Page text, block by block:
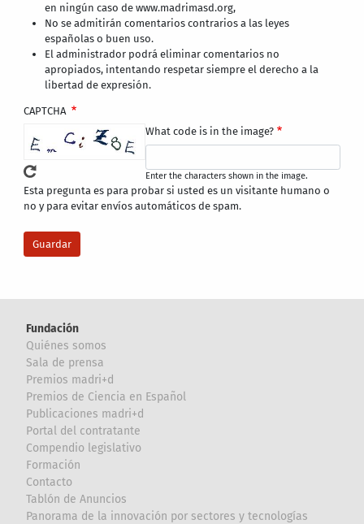
en ningún caso de www.madrimasd.org,
No se admitirán comentarios contrarios a las leyes
españolas o buen uso.
El administrador podrá eliminar comentarios no
apropiados, intentando respetar siempre el derecho a la
libertad de expresión.
CAPTCHA
What code is in the image?
Enter the characters shown in the image.
Esta pregunta es para probar si usted es un visitante humano o
no y para evitar envíos automáticos de spam.
Fundación
Quiénes somos
Sala de prensa
Premios madri+d
Premios de Ciencia en Español
Publicaciones madri+d
Portal del contratante
Compendio legislativo
Formación
Contacto
Tablón de Anuncios
Panorama de la innovación por sectores y tecnologías